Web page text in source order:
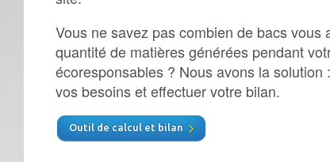
Vous ne savez pas combien de bacs
quantité de matières générées pendant
écoresponsables ? Nous avons la
vos besoins et effectuer votre bilan.
Outil de calcul et bilan